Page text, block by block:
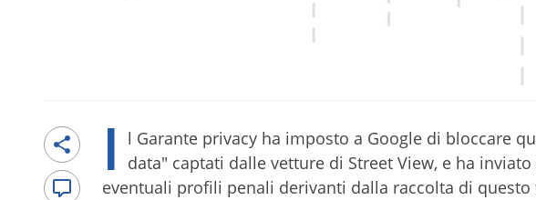
I
l Garante privacy ha imposto a Google di bloccare
data" captati dalle vetture di Street View, e ha
eventuali profili penali derivanti dalla raccolta di